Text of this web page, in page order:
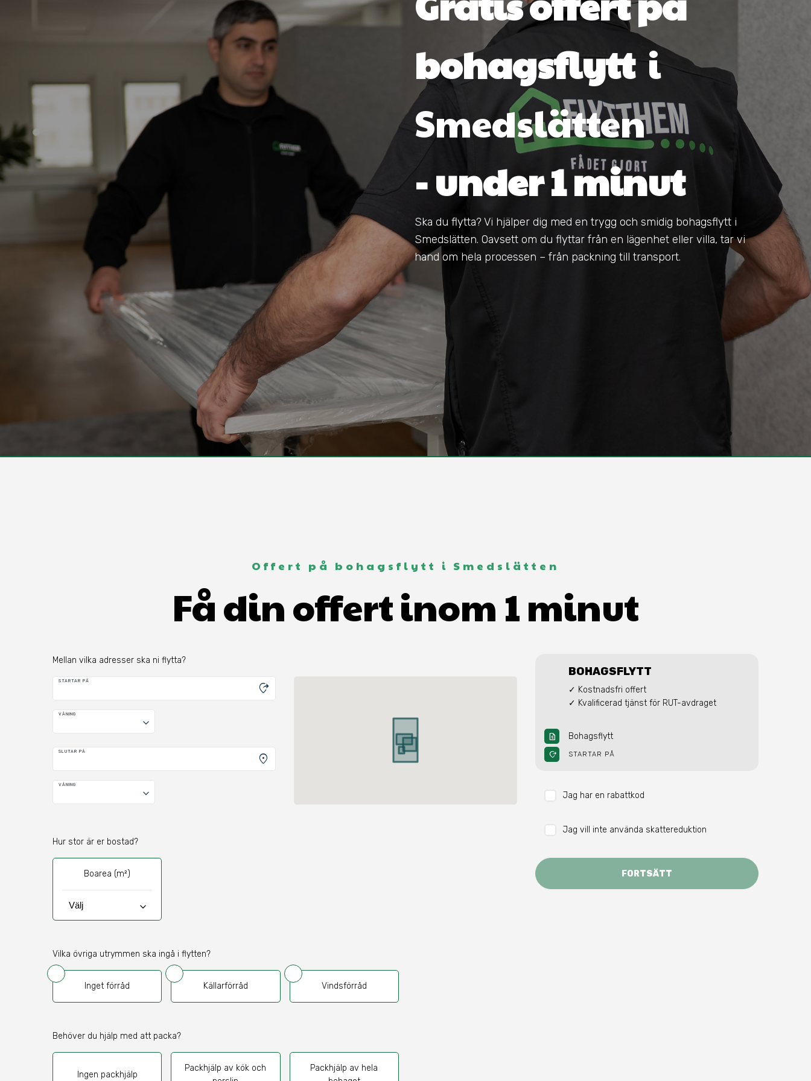
bohagsflytt i
Smedslätten
- under 1 minut
Ska du flytta? Vi hjälper dig med en trygg och smidig bohagsflytt i
Smedslätten. Oavsett om du flyttar från en lägenhet eller villa, tar vi
hand om hela processen – från packning till transport.
Offert på bohagsflytt i Smedslätten
Få din offert inom 1 minut
Mellan vilka adresser ska ni flytta?
STARTAR PÅ
moved_location
VÅNING
keyboard_arrow_down
SLUTAR PÅ
location_on
VÅNING
keyboard_arrow_down
Hur stor är er bostad?
Boarea (m²)
keyboard_arrow_down
Vilka övriga utrymmen ska ingå i flytten?
Inget förråd Källarförråd Vindsförråd
Behöver du hjälp med att packa?
Ingen packhjälp
Packhjälp av kök och
Packhjälp av hela
BOHAGSFLYTT
✓ Kostnadsfri offert
✓ Kvalificerad tjänst för RUT-avdraget
request_quote Bohagsflytt
moved_location STARTAR PÅ
Jag har en rabattkod
Jag vill inte använda skattereduktion
FORTSÄTT